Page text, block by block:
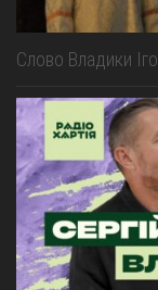
Слово Владики